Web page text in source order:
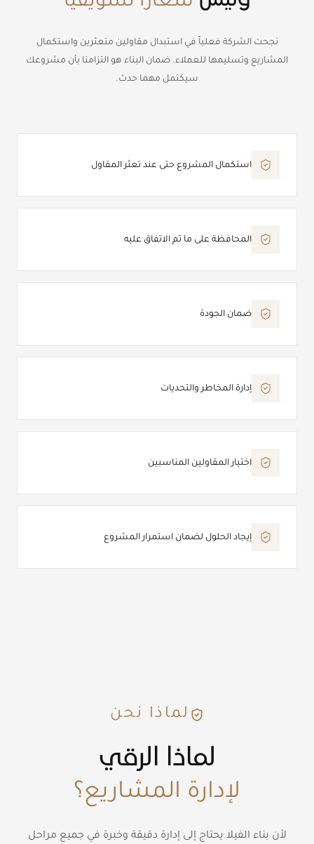
نجحت الشركة فعلياً في استبدال مقاولين متعثرين واستكمال
المشاريع وتسليمها للعملاء. ضمان البناء هو التزامنا بأن مشروعك
سيكتمل مهما حدث.
استكمال المشروع حتى عند تعثر المقاول
المحافظة على ما تم الاتفاق عليه
ضمان الجودة
إدارة المخاطر والتحديات
اختيار المقاولين المناسبين
إيجاد الحلول لضمان استمرار المشروع
لماذا نحن
لماذا الرقي
لإدارة المشاريع؟
لأن بناء الفيلا يحتاج إلى إدارة دقيقة وخبرة في جميع مراحل